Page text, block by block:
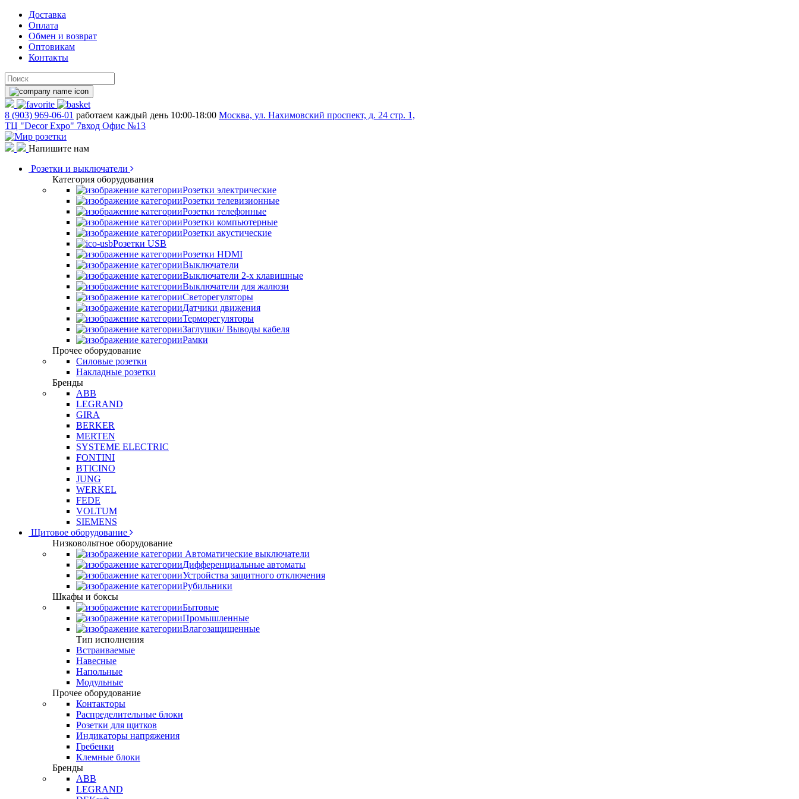
Доставка
Оплата
Обмен и возврат
Оптовикам
Контакты
8 (903) 969-06-01 работаем каждый день 10:00-18:00 Москва, ул. Нахимовский проспект, д. 24 стр. 1,
ТЦ "Decor Expo" 7вход Офис №13
Напишите нам
Розетки и выключатели
Категория оборудования
Розетки электрические
Розетки телевизионные
Розетки телефонные
Розетки компьютерные
Розетки акустические
Розетки USB
Розетки HDMI
Выключатели
Выключатели 2-х клавишные
Выключатели для жалюзи
Светорегуляторы
Датчики движения
Терморегуляторы
Заглушки/ Выводы кабеля
Рамки
Прочее оборудование
Силовые розетки
Накладные розетки
Бренды
ABB
LEGRAND
GIRA
BERKER
MERTEN
SYSTEME ELECTRIC
FONTINI
BTICINO
JUNG
WERKEL
FEDE
VOLTUM
SIEMENS
Щитовое оборудование
Низковольтное оборудование
Автоматические выключатели
Дифференциальные автоматы
Устройства защитного отключения
Рубильники
Шкафы и боксы
Бытовые
Промышленные
Влагозащищенные
Тип исполнения
Встраиваемые
Навесные
Напольные
Модульные
Прочее оборудование
Контакторы
Распределительные блоки
Розетки для щитков
Индикаторы напряжения
Гребенки
Клемные блоки
Бренды
ABB
LEGRAND